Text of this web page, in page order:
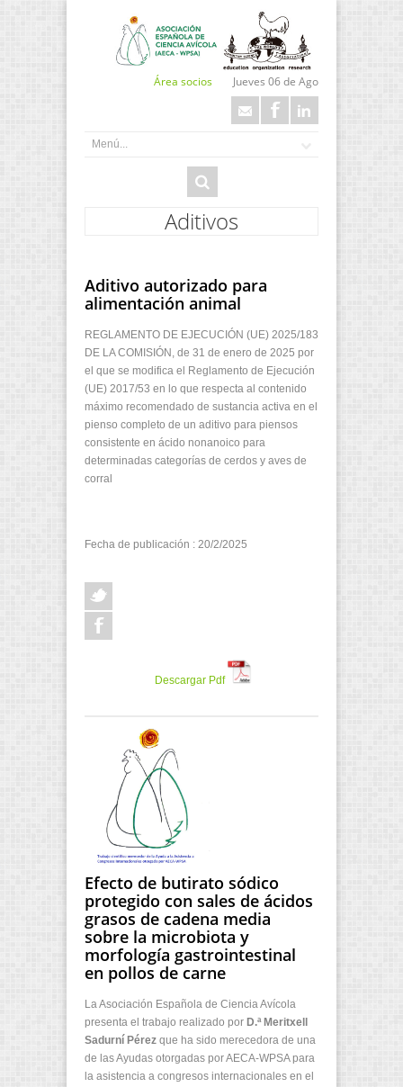
Área socios Jueves 06 de Ago
Aditivos
Aditivo autorizado para
alimentación animal
REGLAMENTO DE EJECUCIÓN (UE) 2025/183
DE LA COMISIÓN, de 31 de enero de 2025 por
el que se modifica el Reglamento de Ejecución
(UE) 2017/53 en lo que respecta al contenido
máximo recomendado de sustancia activa en el
pienso completo de un aditivo para piensos
consistente en ácido nonanoico para
determinadas categorías de cerdos y aves de
corral
Fecha de publicación : 20/2/2025
Descargar Pdf
Efecto de butirato sódico
protegido con sales de ácidos
grasos de cadena media
sobre la microbiota y
morfología gastrointestinal
en pollos de carne
La Asociación Española de Ciencia Avícola
presenta el trabajo realizado por D.ª Meritxell
Sadurní Pérez que ha sido merecedora de una
de las Ayudas otorgadas por AECA-WPSA para
la asistencia a congresos internacionales en el